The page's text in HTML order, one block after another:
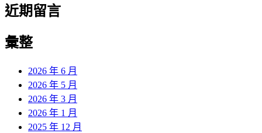
近期留言
彙整
2026 年 6 月
2026 年 5 月
2026 年 3 月
2026 年 1 月
2025 年 12 月